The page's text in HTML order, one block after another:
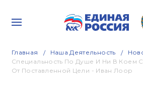
Главная Наша Деятельность
Специальность По Душе И Ни В Коем
От Поставленной Цели - Иван Лоор